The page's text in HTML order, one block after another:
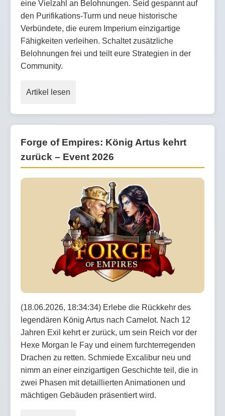
eine Vielzahl an Belohnungen. Seid gespannt auf
den Purifikations-Turm und neue historische
Verbündete, die eurem Imperium einzigartige
Fähigkeiten verleihen. Schaltet zusätzliche
Belohnungen frei und teilt eure Strategien in der
Community.
Artikel lesen
Forge of Empires: König Artus kehrt
zurück – Event 2026
(18.06.2026, 18:34:34) Erlebe die Rückkehr des
legendären König Artus nach Camelot. Nach 12
Jahren Exil kehrt er zurück, um sein Reich vor der
Hexe Morgan le Fay und einem furchterregenden
Drachen zu retten. Schmiede Excalibur neu und
nimm an einer einzigartigen Geschichte teil, die in
zwei Phasen mit detaillierten Animationen und
mächtigen Gebäuden präsentiert wird.